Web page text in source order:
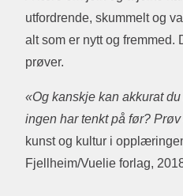
utfordrende, skummelt og
alt som er nytt og fremmed.
prøver.
«Og kanskje kan akkurat
ingen har tenkt på før? Prøv
kunst og kultur i
Fjellheim/Vuelie forlag,